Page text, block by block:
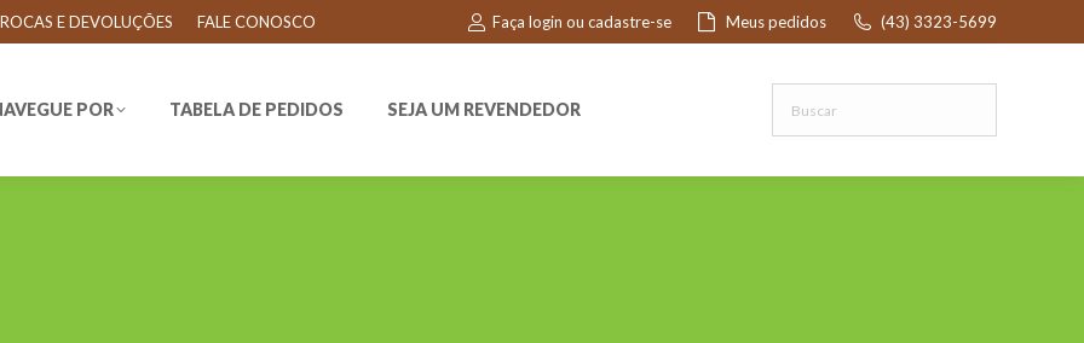
E DEVOLUÇÕES FALE CONOSCO Faça login ou cadastre-se Meus pedidos (43) 3323-5699
POR TABELA DE PEDIDOS SEJA UM REVENDEDOR
POR TABELA DE PEDIDOS SEJA UM REVENDEDOR